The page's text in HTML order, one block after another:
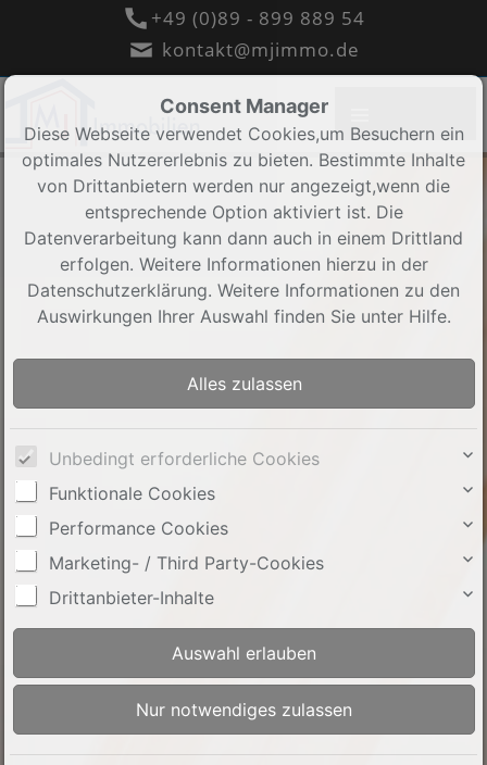
+49 (0)89 - 899 889 54
kontakt@mjimmo.de
Consent Manager
Diese Webseite verwendet Cookies,um Besuchern ein
optimales Nutzererlebnis zu bieten. Bestimmte Inhalte
von Drittanbietern werden nur angezeigt,wenn die
entsprechende Option aktiviert ist. Die
Datenverarbeitung kann dann auch in einem Drittland
erfolgen. Weitere Informationen hierzu in der
Datenschutzerklärung. Weitere Informationen zu den
Auswirkungen Ihrer Auswahl finden Sie unter Hilfe.
Unbedingt erforderliche Cookies
Funktionale Cookies
Performance Cookies
Marketing- / Third Party-Cookies
Drittanbieter-Inhalte